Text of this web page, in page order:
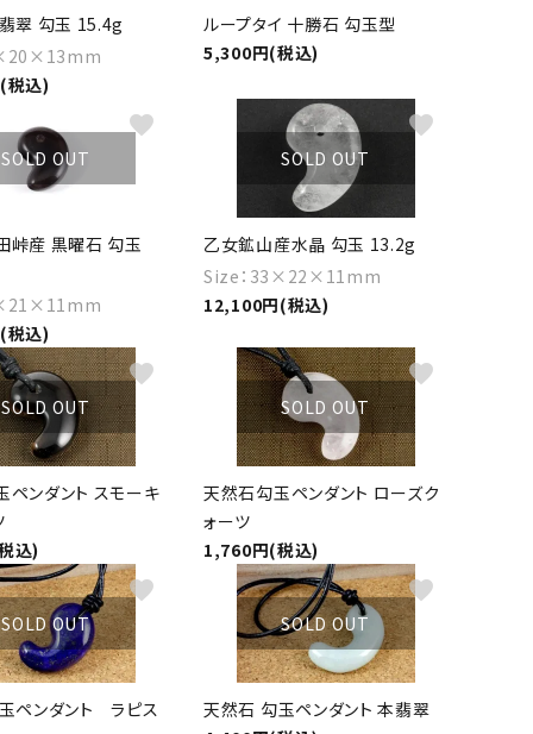
翠 勾玉 15.4g
税込)
ループタイ 十勝石 勾玉型
5,300円(税込)
SOLD OUT
峠産 黒曜石 勾玉
税込)
favorite
SOLD OUT
乙女鉱山産水晶 勾玉 13.2g
Size：33×22×11mm
12,100円(税込)
favorite
SOLD OUT
ペンダント スモーキ
込)
favorite
SOLD OUT
天然石勾玉ペンダント ローズク
ォーツ
1,760円(税込)
favorite
SOLD OUT
ペンダント ラピス
favorite
SOLD OUT
天然石 勾玉ペンダント 本翡翠
favorite